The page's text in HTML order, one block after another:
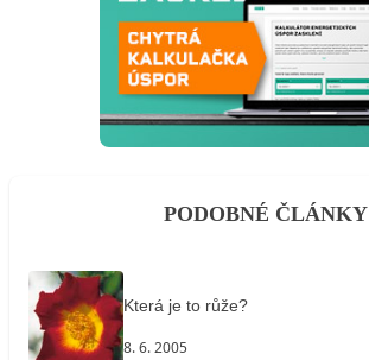
PODOBNÉ ČLÁNKY
Která je to růže?
8. 6. 2005